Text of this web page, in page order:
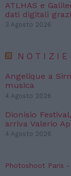
ATLHAS e
dati digitali
3 Agosto 2026
NOTIZIE
Angelique a
musica
4 Agosto 2026
Dionisio
arriva Valerio
4 Agosto 2026
Photoshoot Paris